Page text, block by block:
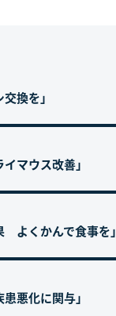
換を」
マウス改善」
よくかんで食事を」
悪化に関与」